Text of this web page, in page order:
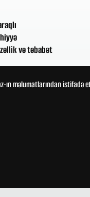
və təbabət
ın məlumatlarından